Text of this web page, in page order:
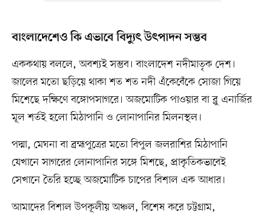
বাংলাদেশেও কি এভাবে বিদ্যুৎ উৎপাদন সম্ভব
এককথায় বললে, অবশ্যই সম্ভব। বাংলাদেশ নদীমাতৃক দেশ।
জালের মতো ছড়িয়ে থাকা শত শত নদী এঁকেবেঁকে সোজা গিয়ে
মিশেছে দক্ষিণে বঙ্গোপসাগরে। অজমোটিক পাওয়ার বা ব্লু এনার্জির
মূল শর্তই হলো মিঠাপানি ও লোনাপানির মিলনস্থল।
পদ্মা, মেঘনা বা ব্রহ্মপুত্রের মতো বিপুল জলরাশির মিঠাপানি
যেখানে সাগরের লোনাপানির সঙ্গে মিশছে, প্রাকৃতিকভাবেই
সেখানে তৈরি হচ্ছে অজমোটিক চাপের বিশাল এক আধার।
আমাদের বিশাল উপকূলীয় অঞ্চল, বিশেষ করে চট্টগ্রাম,